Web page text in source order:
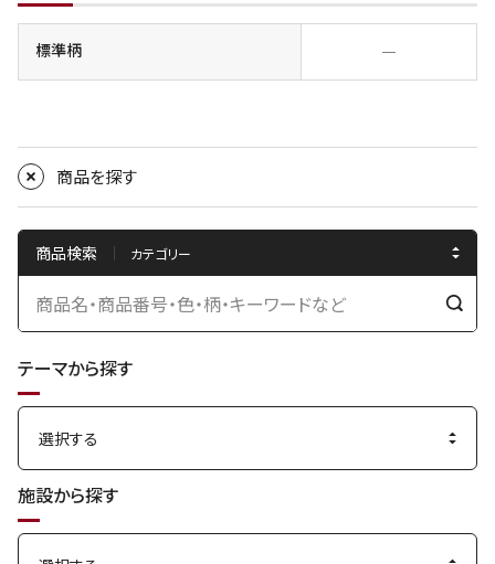
標準柄 ―
商品を探す
商品検索
検
テーマから探す
施設から探す